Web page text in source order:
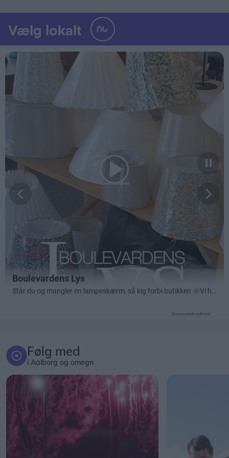
Annonceret indhold
Følg med
i Aalborg og omegn